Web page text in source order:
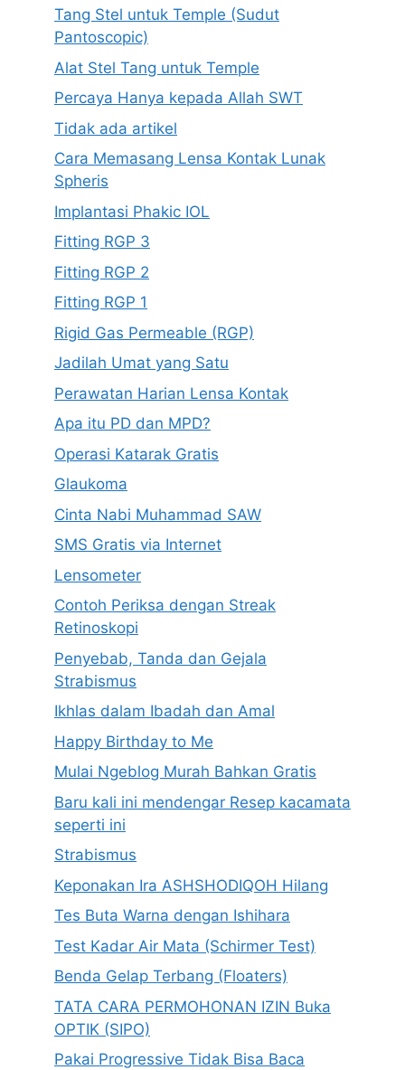
Tang Stel untuk Temple (Sudut
Pantoscopic)
Alat Stel Tang untuk Temple
Percaya Hanya kepada Allah SWT
Tidak ada artikel
Cara Memasang Lensa Kontak Lunak
Spheris
Implantasi Phakic IOL
Fitting RGP 3
Fitting RGP 2
Fitting RGP 1
Rigid Gas Permeable (RGP)
Jadilah Umat yang Satu
Perawatan Harian Lensa Kontak
Apa itu PD dan MPD?
Operasi Katarak Gratis
Glaukoma
Cinta Nabi Muhammad SAW
SMS Gratis via Internet
Lensometer
Contoh Periksa dengan Streak
Retinoskopi
Penyebab, Tanda dan Gejala
Strabismus
Ikhlas dalam Ibadah dan Amal
Happy Birthday to Me
Mulai Ngeblog Murah Bahkan Gratis
Baru kali ini mendengar Resep kacamata
seperti ini
Strabismus
Keponakan Ira ASHSHODIQOH Hilang
Tes Buta Warna dengan Ishihara
Test Kadar Air Mata (Schirmer Test)
Benda Gelap Terbang (Floaters)
TATA CARA PERMOHONAN IZIN Buka
OPTIK (SIPO)
Pakai Progressive Tidak Bisa Baca